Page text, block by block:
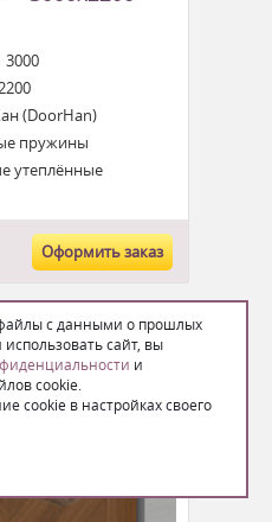
с данными о прошлых
сайт, вы
и
cookie.
cookie в настройках своего
(DoorHan)
пружины
утеплённые
Оформить заказ